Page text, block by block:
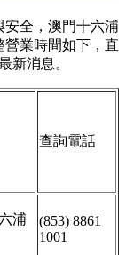
全，澳門十六浦
營業時間如下，直
新消息。
查詢電話
浦
(853) 8861
1001